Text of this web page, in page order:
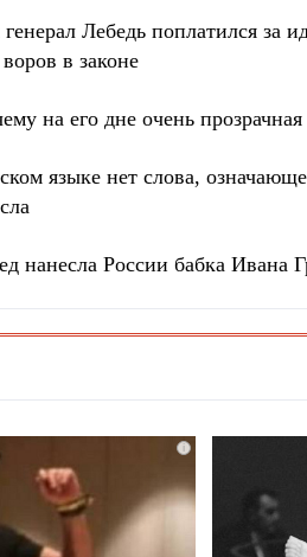
Лебедь поплатился за
в законе
на его дне очень прозрачная
языке нет слова,
нанесла России бабка Ивана
i